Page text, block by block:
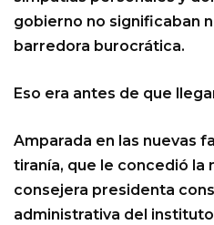
gobierno no significaban
barredora burocrática.
Eso era antes de que
Amparada en las nuevas
tiranía, que le concedió la
consejera presidenta
administrativa del